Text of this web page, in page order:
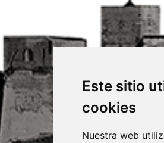
Este sitio
cookies
Nuestra web